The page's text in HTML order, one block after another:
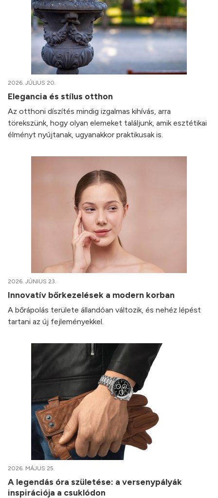
2026. JÚLIUS 20.
Elegancia és stílus otthon
Az otthoni díszítés mindig izgalmas kihívás, arra
törekszünk, hogy olyan elemeket találjunk, amik esztétikai
élményt nyújtanak, ugyanakkor praktikusak is.
2026. JÚNIUS 23.
Innovatív bőrkezelések a modern korban
A bőrápolás területe állandóan változik, és nehéz lépést
tartani az új fejleményekkel.
2026. MÁJUS 25.
A legendás óra születése: a versenypályák
inspirációja a csuklódon